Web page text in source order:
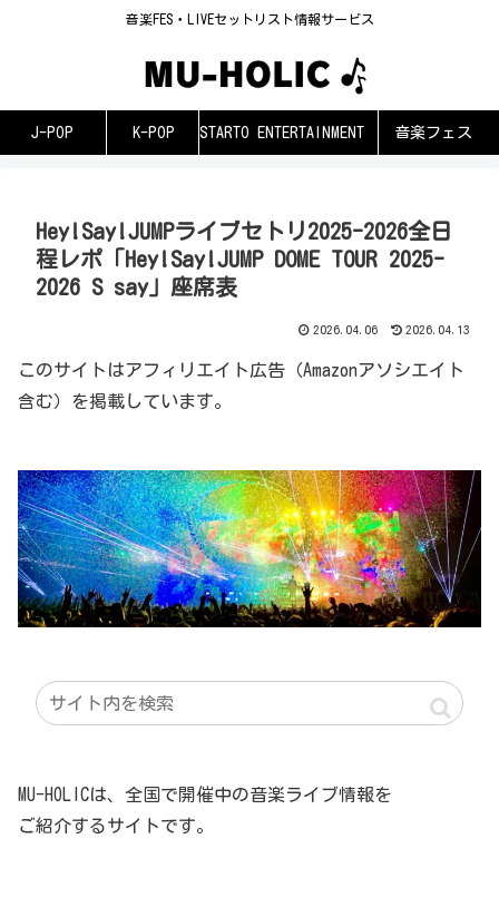
音楽FES・LIVEセットリスト情報サービス
J-POP K-POP STARTO ENTERTAINMENT 音楽フェス
Hey!Say!JUMPライブセトリ2025-2026全日
程レポ「Hey!Say!JUMP DOME TOUR 2025-
2026 S say」座席表
2026.04.06 2026.04.13
このサイトはアフィリエイト広告（Amazonアソシエイト
含む）を掲載しています。
MU-HOLICは、全国で開催中の音楽ライブ情報を
ご紹介するサイトです。